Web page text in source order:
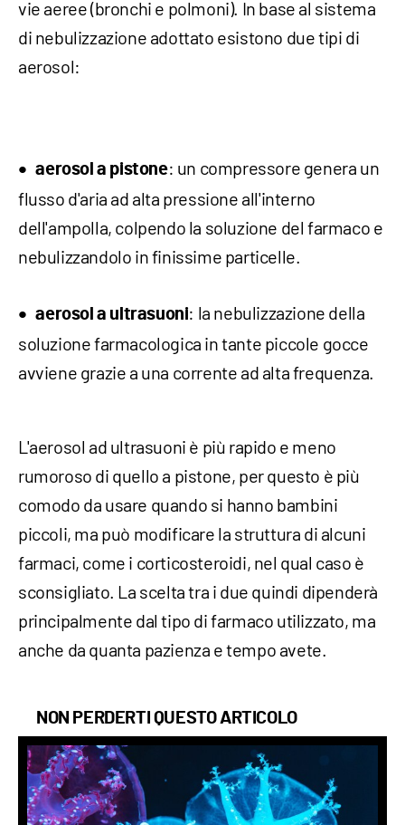
vie aeree (bronchi e polmoni). In base al sistema
di nebulizzazione adottato esistono due tipi di
aerosol:
aerosol a pistone: un compressore genera un
flusso d'aria ad alta pressione all'interno
dell'ampolla, colpendo la soluzione del farmaco e
nebulizzandolo in finissime particelle.
aerosol a ultrasuoni: la nebulizzazione della
soluzione farmacologica in tante piccole gocce
avviene grazie a una corrente ad alta frequenza.
L'aerosol ad ultrasuoni è più rapido e meno
rumoroso di quello a pistone, per questo è più
comodo da usare quando si hanno bambini
piccoli, ma può modificare la struttura di alcuni
farmaci, come i corticosteroidi, nel qual caso è
sconsigliato. La scelta tra i due quindi dipenderà
principalmente dal tipo di farmaco utilizzato, ma
anche da quanta pazienza e tempo avete.
NON PERDERTI QUESTO ARTICOLO